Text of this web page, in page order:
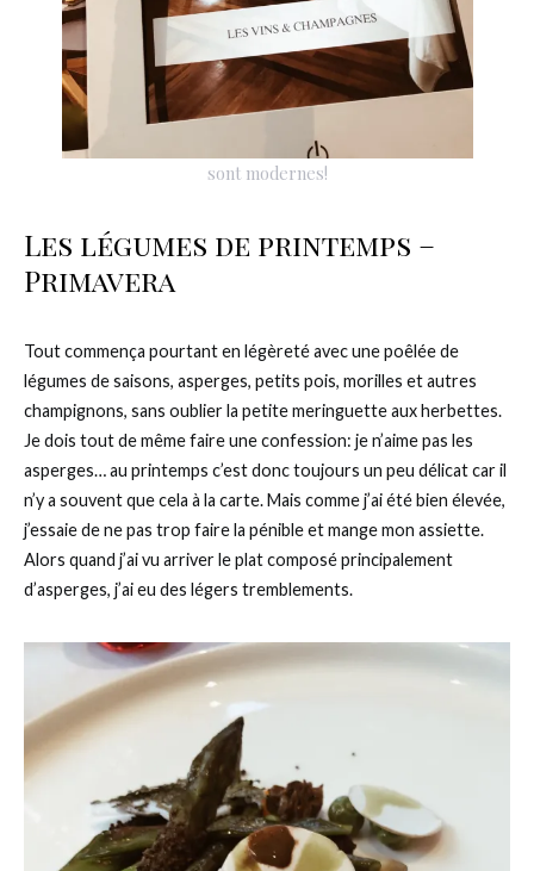
sont modernes!
Les légumes de printemps –
Primavera
Tout commença pourtant en légèreté avec une poêlée de
légumes de saisons, asperges, petits pois, morilles et autres
champignons, sans oublier la petite meringuette aux herbettes.
Je dois tout de même faire une confession: je n’aime pas les
asperges… au printemps c’est donc toujours un peu délicat car il
n’y a souvent que cela à la carte. Mais comme j’ai été bien élevée,
j’essaie de ne pas trop faire la pénible et mange mon assiette.
Alors quand j’ai vu arriver le plat composé principalement
d’asperges, j’ai eu des légers tremblements.